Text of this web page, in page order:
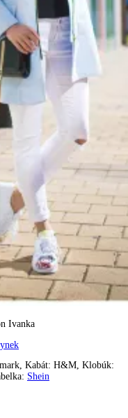
Ivanka
Kabát: H&M, Klobúk:
Shein